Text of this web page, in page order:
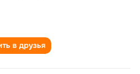
в друзья